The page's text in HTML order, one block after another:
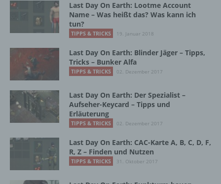
Last Day On Earth: Lootme Account
Name – Was heißt das? Was kann ich
tun?
TIPPS & TRICKS 19. Januar 2018
Last Day On Earth: Blinder Jäger – Tipps,
Tricks – Bunker Alfa
TIPPS & TRICKS 02. Dezember 2017
Last Day On Earth: Der Spezialist –
Aufseher-Keycard – Tipps und
Erläuterung
TIPPS & TRICKS 02. Dezember 2017
Last Day On Earth: CAC-Karte A, B, C, D, F,
R, Z – Finden und Nutzen
TIPPS & TRICKS 31. Oktober 2017
Empfänger ist eine natürliche oder juristische
Person, Behörde, Einrichtung oder andere
Stelle, der personenbezogene Daten
offengelegt werden, unabhängig davon, ob
es sich bei ihr um einen Dritten handelt oder
nicht. Behörden, die im Rahmen eines
bestimmten Untersuchungsauftrags nach
dem Unionsrecht oder dem Recht der
personenbezogene Daten erhalten, gelten
jedoch nicht als Empfänger.
j) Dritter
Dritter ist eine natürliche oder juristische